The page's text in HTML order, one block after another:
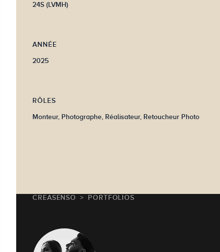
24S (LVMH)
ANNÉE
2025
RÔLES
Monteur, Photographe, Réalisateur, Retoucheur Photo
CREASENSO PORTFOLIOS